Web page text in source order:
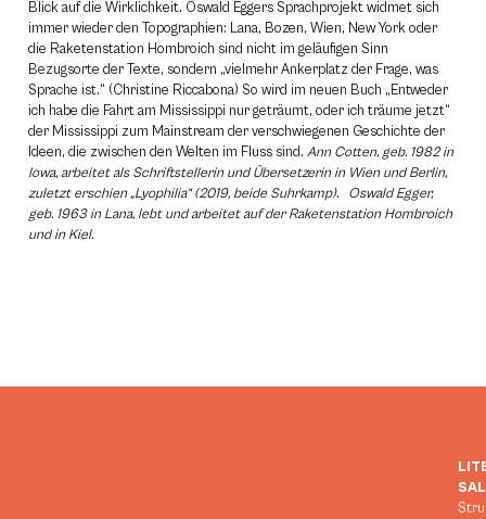
Blick auf die Wirklichkeit. Oswald Eggers Sprachprojekt widmet sich
immer wieder den Topographien: Lana, Bozen, Wien, New York oder
die Raketenstation Hombroich sind nicht im geläufigen Sinn
Bezugsorte der Texte, sondern „vielmehr Ankerplatz der Frage, was
Sprache ist.“ (Christine Riccabona) So wird im neuen Buch „Entweder
ich habe die Fahrt am Mississippi nur geträumt, oder ich träume jetzt“
der Mississippi zum Mainstream der verschwiegenen Geschichte der
Ideen, die zwischen den Welten im Fluss sind. Ann Cotten, geb. 1982 in
Iowa, arbeitet als Schriftstellerin und Übersetzerin in Wien und Berlin,
zuletzt erschien „Lyophilia“ (2019, beide Suhrkamp). Oswald Egger,
geb. 1963 in Lana, lebt und arbeitet auf der Raketenstation Hombroich
und in Kiel.